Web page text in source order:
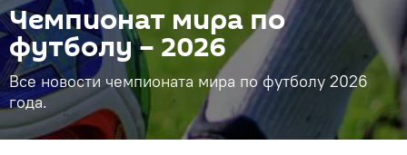
Чемпионат мира по
футболу – 2026
Все новости чемпионата мира по футболу 2026
года.